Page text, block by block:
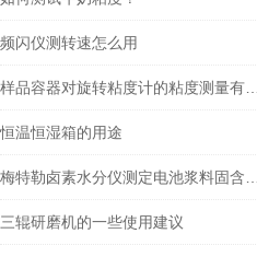
频闪仪测转速怎么用
恒温恒湿箱的用途
三辊研磨机的一些使用建议